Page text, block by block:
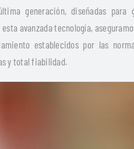
generación, diseñadas
avanzada tecnología,
establecidos por las
y total fiabilidad.